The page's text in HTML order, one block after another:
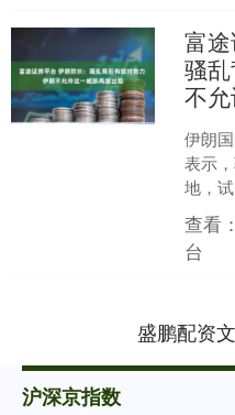
富
骚
不
伊朗
表示
地，
还针
明这
查看：
台
盛鹏配资
沪深京指数